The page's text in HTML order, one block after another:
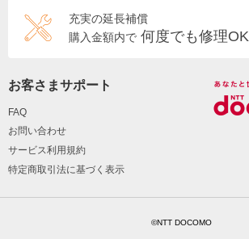
充実の延長補償
購入金額内で 何度でも修理OK
お客さまサポート
FAQ
お問い合わせ
サービス利用規約
特定商取引法に基づく表示
©NTT DOCOMO